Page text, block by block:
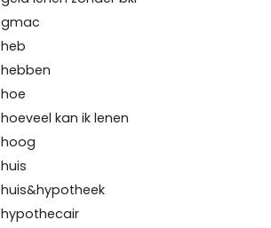
gmac
heb
hebben
hoe
hoeveel kan ik lenen
hoog
huis
huis&hypotheek
hypothecair